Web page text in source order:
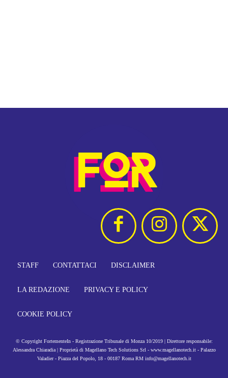
STAFF CONTATTACI DISCLAIMER
LA REDAZIONE PRIVACY E POLICY
COOKIE POLICY
© Copyright FortementeIn - Registrazione Tribunale di Monza 10/2019 | Direttore responsabile:
Alessandra Chiaradia | Proprietà di Magellano Tech Solutions Srl - www.magellanotech.it - Palazzo
Valadier - Piazza del Popolo, 18 - 00187 Roma RM info@magellanotech.it